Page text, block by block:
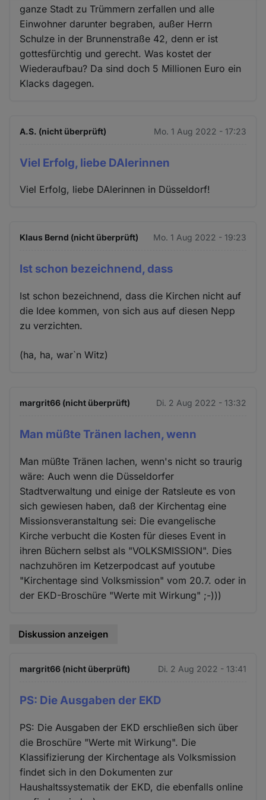
ganze Stadt zu Trümmern zerfallen und alle
Einwohner darunter begraben, außer Herrn
Schulze in der Brunnenstraße 42, denn er ist
gottesfürchtig und gerecht. Was kostet der
Wiederaufbau? Da sind doch 5 Millionen Euro ein
Klacks dagegen.
A.S. (nicht überprüft) Mo. 1 Aug 2022 - 17:23
Viel Erfolg, liebe DAlerinnen
Viel Erfolg, liebe DAlerinnen in Düsseldorf!
Klaus Bernd (nicht überprüft) Mo. 1 Aug 2022 - 19:23
Ist schon bezeichnend, dass
Ist schon bezeichnend, dass die Kirchen nicht auf
die Idee kommen, von sich aus auf diesen Nepp
zu verzichten.
(ha, ha, war`n Witz)
margrit66 (nicht überprüft) Di. 2 Aug 2022 - 13:32
Man müßte Tränen lachen, wenn
Man müßte Tränen lachen, wenn's nicht so traurig
wäre: Auch wenn die Düsseldorfer
Stadtverwaltung und einige der Ratsleute es von
sich gewiesen haben, daß der Kirchentag eine
Missionsveranstaltung sei: Die evangelische
Kirche verbucht die Kosten für dieses Event in
ihren Büchern selbst als "VOLKSMISSION". Dies
nachzuhören im Ketzerpodcast auf youtube
"Kirchentage sind Volksmission" vom 20.7. oder in
der EKD-Broschüre "Werte mit Wirkung" ;-)))
Diskussion anzeigen
margrit66 (nicht überprüft) Di. 2 Aug 2022 - 13:41
PS: Die Ausgaben der EKD
PS: Die Ausgaben der EKD erschließen sich über
die Broschüre "Werte mit Wirkung". Die
Klassifizierung der Kirchentage als Volksmission
findet sich in den Dokumenten zur
Haushaltssystematik der EKD, die ebenfalls online
und
Cookies